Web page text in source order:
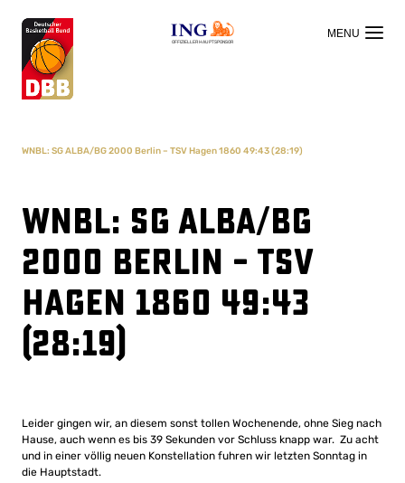
OFFIZIELLER HAUPTSPONSOR
WNBL: SG ALBA/BG 2000 Berlin – TSV Hagen 1860 49:43 (28:19)
WNBL: SG ALBA/BG
2000 Berlin – TSV
Hagen 1860 49:43
(28:19)
Leider gingen wir, an diesem sonst tollen Wochenende, ohne Sieg nach
Hause, auch wenn es bis 39 Sekunden vor Schluss knapp war. Zu acht
und in einer völlig neuen Konstellation fuhren wir letzten Sonntag in
die Hauptstadt.